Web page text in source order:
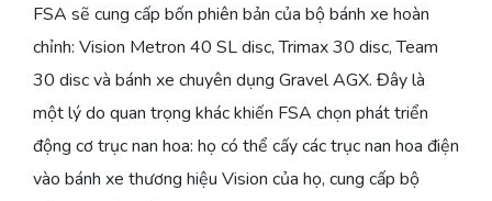
FSA sẽ cung cấp bốn phiên bản của bộ bánh xe hoàn
chỉnh: Vision Metron 40 SL disc, Trimax 30 disc, Team
30 disc và bánh xe chuyên dụng Gravel AGX. Đây là
một lý do quan trọng khác khiến FSA chọn phát triển
động cơ trục nan hoa: họ có thể cấy các trục nan hoa điện
vào bánh xe thương hiệu Vision của họ, cung cấp bộ